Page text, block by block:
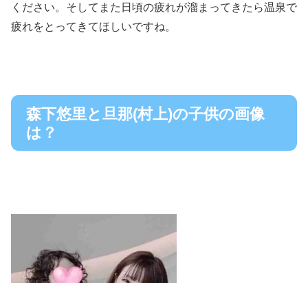
ください。そしてまた日頃の疲れが溜まってきたら温泉で
疲れをとってきてほしいですね。
森下悠里と旦那(村上)の子供の画像
は？